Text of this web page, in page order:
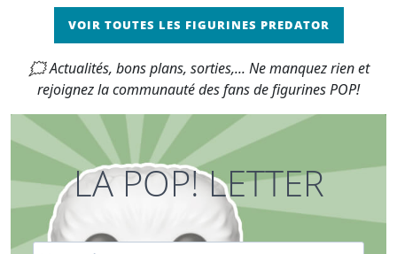
VOIR TOUTES LES FIGURINES PREDATOR
🗯 Actualités, bons plans, sorties,... Ne manquez rien et
rejoignez la communauté des fans de figurines POP!
LA POP! LETTER